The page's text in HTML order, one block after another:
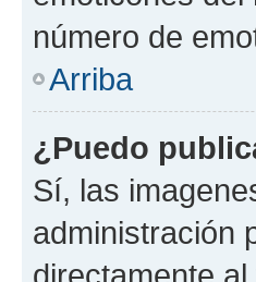
número de
Arriba
¿Puedo
Sí, las
administración